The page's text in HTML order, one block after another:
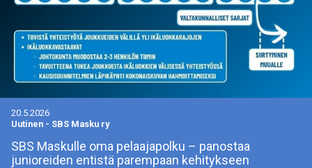
20.5.2026
Uutinen - SBS Masku ry
SBS Maskulle oma pelaajapolku – panostaa
junioreiden entistä parempaan kehitykseen